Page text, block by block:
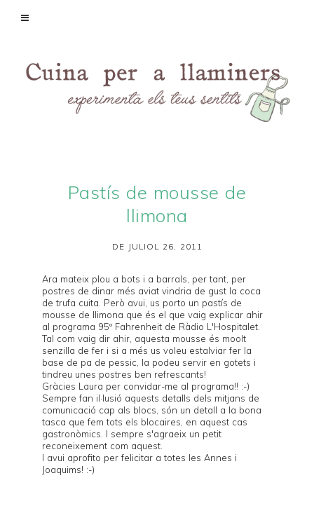
Pastís de mousse de
llimona
DE JULIOL 26, 2011
Ara mateix plou a bots i a barrals, per tant, per
postres de dinar més aviat vindria de gust la coca
de trufa cuita . Però avui, us porto un pastís de
mousse de llimona que és el que vaig explicar ahir
al programa 95º Fahrenheit de Ràdio L'Hospitalet
Tal com vaig dir ahir, aquesta mousse és moolt
senzilla de fer i si a més us voleu estalviar fer la
base de pa de pessic, la podeu servir en gotets i
tindreu unes postres ben refrescants!
Gràcies Laura per convidar-me al programa!! :-)
Sempre fan il·lusió aquests detalls dels mitjans de
comunicació cap als blocs, són un detall a la bona
tasca que fem tots els blocaires, en aquest cas
gastronòmics. I sempre s'agraeix un petit
reconeixement com aquest.
I avui aprofito per felicitar a totes les Annes i
Joaquims! :-)